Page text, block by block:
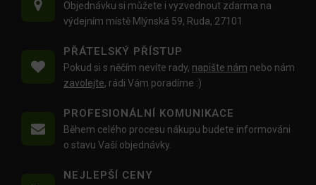
Objednávku si můžete i vyzvednout zdarma na
výdejním místě Mlýnská 59, Ruda, 27101
PŘÁTELSKÝ PŘÍSTUP
Pokud si s něčím nevíte rady, napište nám nebo nám
zavolejte, rádi Vám poradíme :)
PROFESIONÁLNÍ KOMUNIKACE
Během celého procesu nákupu budete informováni
o stavu Vaší objednávky.
NEJLEPŠÍ CENY